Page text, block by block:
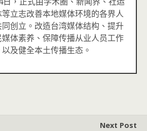
等立志改善本地媒体环境的各界人
创立。改造台湾媒体结构、提升
体素养、保障传播从业人员工作
及健全本土传播生态。
Next Post